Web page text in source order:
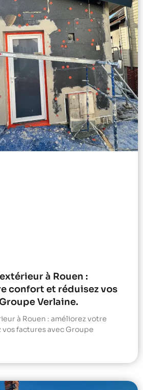
à Rouen :
confort et réduisez vos
Verlaine.
à Rouen : améliorez votre
factures avec Groupe